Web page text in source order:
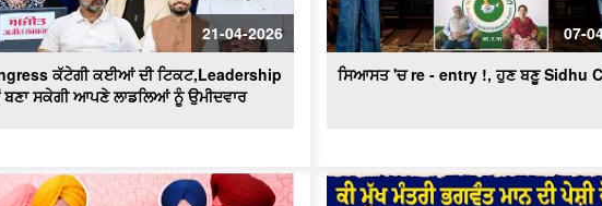
21-04-2026
ਕੱਟੇਗੀ ਕਈਆਂ ਦੀ ਟਿਕਟ,Leadership
ਬਣਾ ਸਕੇਗੀ ਆਪਣੇ ਲਾਡਲਿਆਂ ਨੂੰ ਉਮੀਦਵਾਰ
07-
ਸਿਆਸਤ 'ਚ re - entry !, ਹੁਣ ਬਣੂ Sidhu